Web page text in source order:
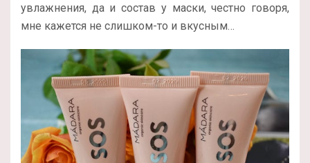
увлажнения, да и состав у маски, честно говоря,
мне кажется не слишком-то и вкусным…